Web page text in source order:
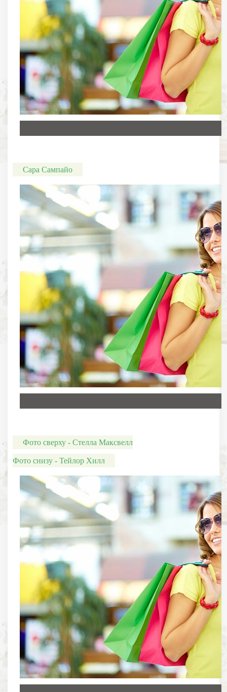
Сара Сампайо
Фото сверху - Стелла Максвелл
Фото снизу - Тейлор Хилл